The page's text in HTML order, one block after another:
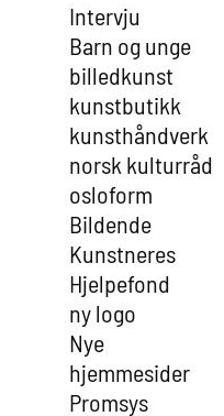
Intervju
Barn og unge
billedkunst
kunstbutikk
kunsthåndverk
norsk kulturråd
osloform
Bildende
Kunstneres
Hjelpefond
ny logo
Nye
hjemmesider
Promsys